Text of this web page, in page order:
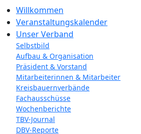
Willkommen
Veranstaltungskalender
Unser Verband
Selbstbild
Aufbau & Organisation
Präsident & Vorstand
Mitarbeiterinnen & Mitarbeiter
Kreisbauernverbände
Fachausschüsse
Wochenberichte
TBV-Journal
DBV-Reporte